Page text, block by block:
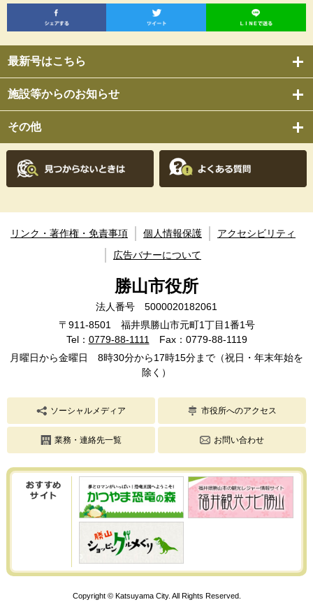
最新号はこちら
施設等からのお知らせ
その他
リンク・著作権・免責事項 個人情報保護
アクセシビリティ
広告バナーについて
勝山市役所
法人番号 5000020182061
〒911-8501 福井県勝山市元町1丁目1番1号
Tel： 0779-88-1111
Fax：0779-88-1119
月曜日から金曜日 8時30分から17時15分まで（祝日・年末年始を
除く）
ソーシャルメディア 市役所へのアクセス
業務・連絡先一覧 お問い合わせ
Copyright © Katsuyama City. All Rights Reserved.